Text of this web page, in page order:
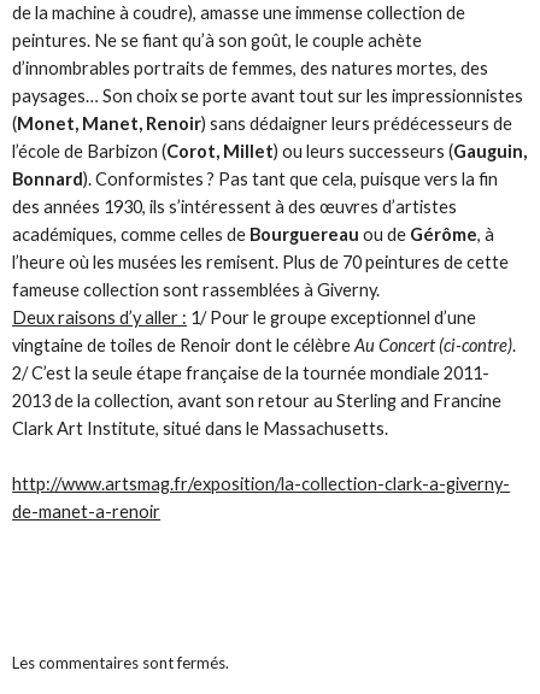
de la machine à coudre), amasse une immense collection de
peintures. Ne se fiant qu’à son goût, le couple achète
d’innombrables portraits de femmes, des natures mortes, des
paysages… Son choix se porte avant tout sur les impressionnistes
(Monet, Manet, Renoir) sans dédaigner leurs prédécesseurs de
l’école de Barbizon (Corot, Millet) ou leurs successeurs (Gauguin,
Bonnard). Conformistes ? Pas tant que cela, puisque vers la fin
des années 1930, ils s’intéressent à des œuvres d’artistes
académiques, comme celles de Bourguereau ou de Gérôme, à
l’heure où les musées les remisent. Plus de 70 peintures de cette
fameuse collection sont rassemblées à Giverny.
Deux raisons d’y aller : 1/ Pour le groupe exceptionnel d’une
vingtaine de toiles de Renoir dont le célèbreAu Concert (ci-contre).
2/ C’est la seule étape française de la tournée mondiale 2011-
2013 de la collection, avant son retour au Sterling and Francine
Clark Art Institute, situé dans le Massachusetts.
http://www.artsmag.fr/exposition/la-collection-clark-a-giverny-
de-manet-a-renoir
Les commentaires sont fermés.